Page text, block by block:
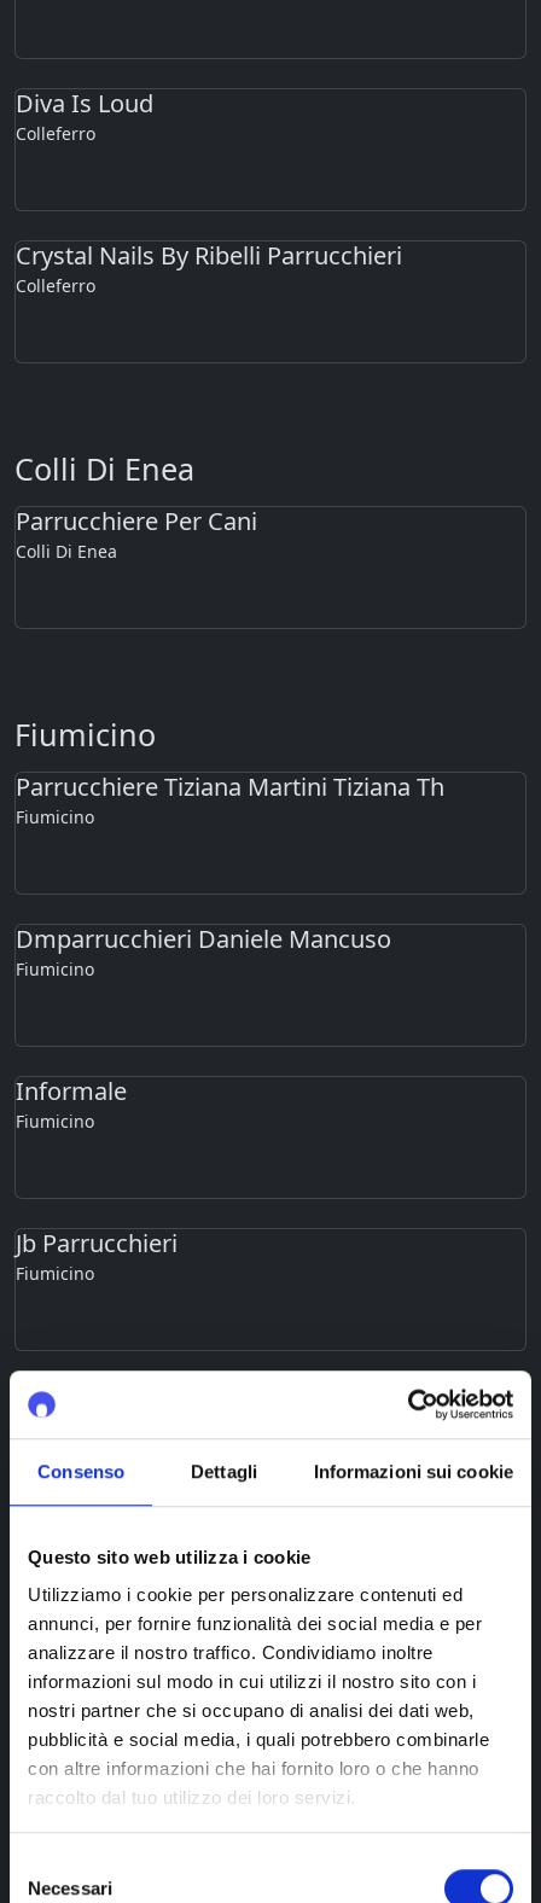
Consenso Dettagli Informazioni sui cookie
Questo sito web utilizza i cookie
Utilizziamo i cookie per personalizzare contenuti ed
annunci, per fornire funzionalità dei social media e per
analizzare il nostro traffico. Condividiamo inoltre
informazioni sul modo in cui utilizzi il nostro sito con i
nostri partner che si occupano di analisi dei dati web,
pubblicità e social media, i quali potrebbero combinarle
con altre informazioni che hai fornito loro o che hanno
raccolto dal tuo utilizzo dei loro servizi.
delNecessari
Diva Is Loud
Colleferro
Crystal Nails By Ribelli Parrucchieri
Colleferro
Colli Di Enea
Parrucchiere Per Cani
Colli Di Enea
Fiumicino
Parrucchiere Tiziana Martini Tiziana Th
Fiumicino
Dmparrucchieri Daniele Mancuso
Fiumicino
Informale
Fiumicino
Jb Parrucchieri
Fiumicino
Diva Hair By Maria Bottone
Bottone Hairdressing Barber
Fonte Nuova
Darchivio Marco